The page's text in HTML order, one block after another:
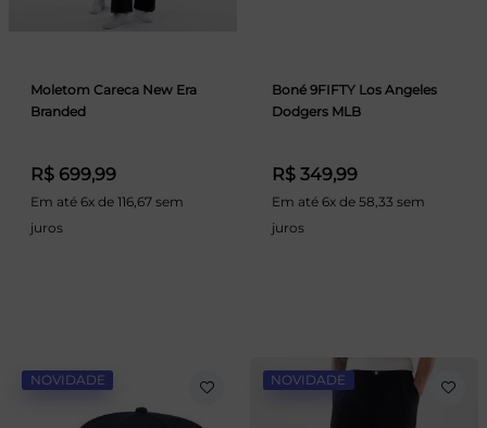
Moletom Careca New Era
Branded
R$ 699,99
Em até 6x de 116,67 sem
juros
Boné 9FIFTY Los Angeles
Dodgers MLB
R$ 349,99
Em até 6x de 58,33 sem
juros
NOVIDADE NOVIDADE